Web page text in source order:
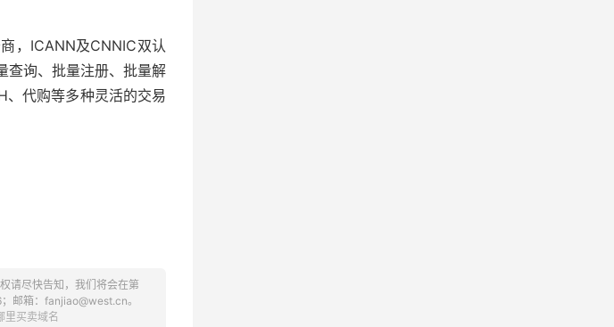
，ICANN及CNNIC双认
查询、批量注册、批量解
、代购等多种灵活的交易
请尽快告知，我们将会在第
邮箱：fanjiao@west.cn。
里买卖域名